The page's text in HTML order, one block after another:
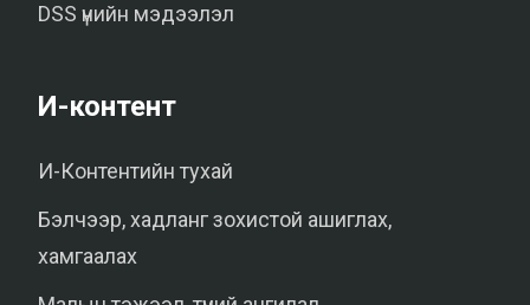
DSS үнийн мэдээлэл
И-контент
И-Контентийн тухай
Бэлчээр, хадланг зохистой ашиглах,
хамгаалах